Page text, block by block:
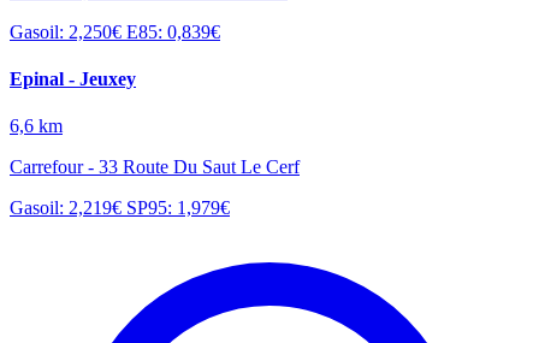
Gasoil: 2,250€ E85: 0,839€
Epinal - Jeuxey
6,6 km
Carrefour - 33 Route Du Saut Le Cerf
Gasoil: 2,219€ SP95: 1,979€